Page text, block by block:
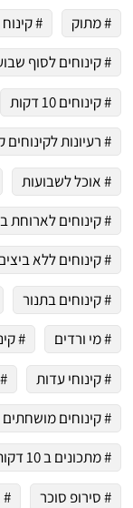
שלי "פודיק"
כמנויים ותלחצו על הפעמון
# מתוק # קינוח
# קינוחים לסוף
# קינוחים 10 דקות
# רעיונות לקינוחים
# אוכל לשבועות
# קינוחים לארוחת
# קינוחים ללא
# קינוחים בתנור
# מי ורדים
#
# קינוחי עדות
# קינוחים מושחתים
# מתכונים ב 10 דקות
# סירופ סוכר
#